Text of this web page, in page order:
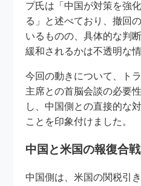
プ氏は「中国が対策を強
る」と述べており、撤回
いるものの、具体的な判
緩和されるかは不透明な
今回の動きについて、ト
主席との首脳会談の必要
し、中国側との直接的な
ことを印象付けました。
中国と米国の報復合戦
中国側は、米国の関税引